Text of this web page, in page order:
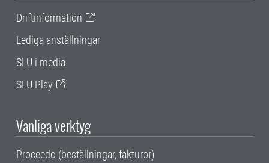
Driftinformation
Lediga anställningar
SLU i media
SLU Play
Vanliga verktyg
Proceedo (beställningar, fakturor)